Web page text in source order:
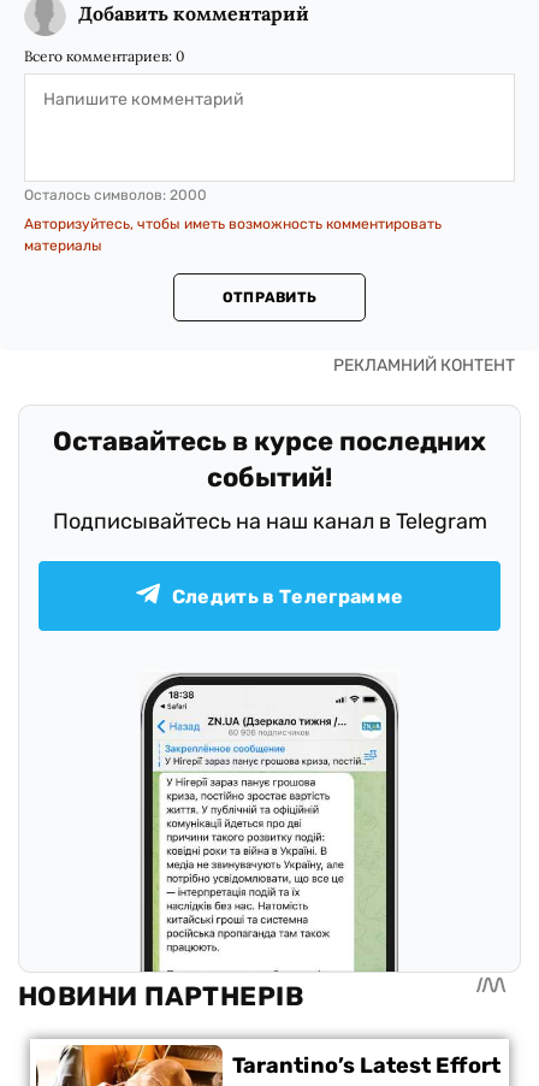
Добавить комментарий
Всего комментариев: 0
Осталось символов: 2000
Авторизуйтесь, чтобы иметь возможность комментировать
материалы
ОТПРАВИТЬ
Оставайтесь в курсе последних
событий!
Подписывайтесь на наш канал в Telegram
Следить в Телеграмме